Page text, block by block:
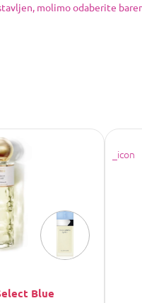
molimo odaberite
Blue